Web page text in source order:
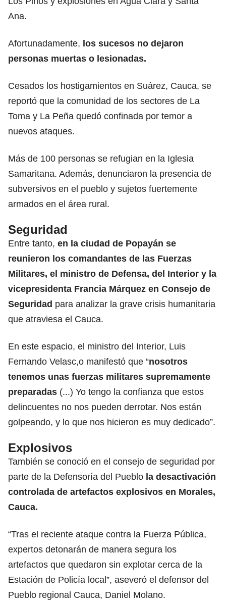
Ana.
Afortunadamente, los sucesos no dejaron
personas muertas o lesionadas.
Cesados los hostigamientos en Suárez, Cauca, se
reportó que la comunidad de los sectores de La
Toma y La Peña quedó confinada por temor a
nuevos ataques.
Más de 100 personas se refugian en la Iglesia
Samaritana. Además, denunciaron la presencia de
subversivos en el pueblo y sujetos fuertemente
armados en el área rural.
Seguridad
Entre tanto, en la ciudad de Popayán se
reunieron los comandantes de las Fuerzas
Militares, el ministro de Defensa, del Interior y la
vicepresidenta Francia Márquez en Consejo de
Seguridad para analizar la grave crisis humanitaria
que atraviesa el Cauca.
En este espacio, el ministro del Interior, Luis
Fernando Velasc,o manifestó que “nosotros
tenemos unas fuerzas militares supremamente
preparadas (...) Yo tengo la confianza que estos
delincuentes no nos pueden derrotar. Nos están
golpeando, y lo que nos hicieron es muy dedicado”.
Explosivos
También se conoció en el consejo de seguridad por
parte de la Defensoría del Pueblo la desactivación
controlada de artefactos explosivos en Morales,
Cauca.
“Tras el reciente ataque contra la Fuerza Pública,
expertos detonarán de manera segura los
artefactos que quedaron sin explotar cerca de la
Estación de Policía local”, aseveró el defensor del
Pueblo regional Cauca, Daniel Molano.